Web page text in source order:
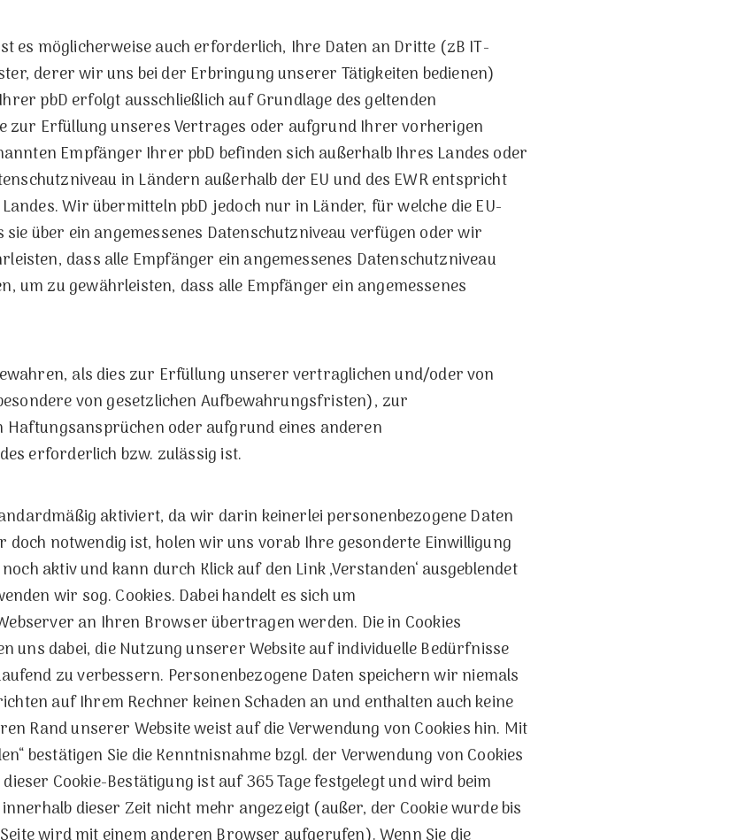
es möglicherweise auch erforderlich, Ihre Daten an Dritte (zB IT-
derer wir uns bei der Erbringung unserer Tätigkeiten bedienen)
pbD erfolgt ausschließlich auf Grundlage des geltenden
zur Erfüllung unseres Vertrages oder aufgrund Ihrer vorherigen
Empfänger Ihrer pbD befinden sich außerhalb Ihres Landes oder
in Ländern außerhalb der EU und des EWR entspricht
Wir übermitteln pbD jedoch nur in Länder, für welche die EU-
über ein angemessenes Datenschutzniveau verfügen oder wir
dass alle Empfänger ein angemessenes Datenschutzniveau
um zu gewährleisten, dass alle Empfänger ein angemessenes
als dies zur Erfüllung unserer vertraglichen und/oder von
von gesetzlichen Aufbewahrungsfristen), zur
Haftungsansprüchen oder aufgrund eines anderen
erforderlich bzw. zulässig ist.
aktiviert, da wir darin keinerlei personenbezogene Daten
doch notwendig ist, holen wir uns vorab Ihre gesonderte Einwilligung
aktiv und kann durch Klick auf den Link ‚Verstanden‘ ausgeblendet
wir sog. Cookies. Dabei handelt es sich um
an Ihren Browser übertragen werden. Die in Cookies
uns dabei, die Nutzung unserer Website auf individuelle Bedürfnisse
zu verbessern. Personenbezogene Daten speichern wir niemals
auf Ihrem Rechner keinen Schaden an und enthalten auch keine
Rand unserer Website weist auf die Verwendung von Cookies hin. Mit
bestätigen Sie die Kenntnisnahme bzgl. der Verwendung von Cookies
Cookie-Bestätigung ist auf 365 Tage festgelegt und wird beim
dieser Zeit nicht mehr angezeigt (außer, der Cookie wurde bis